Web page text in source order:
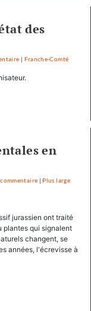
des
on
la
| Franche-Comté
en
on
et
les
scories
| Plus large
jurassien ont traité
plantes qui signalent
changent, se
années, l'écrevisse à